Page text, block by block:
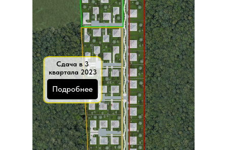
Сдача в 3
квартала 2023
Подробнее